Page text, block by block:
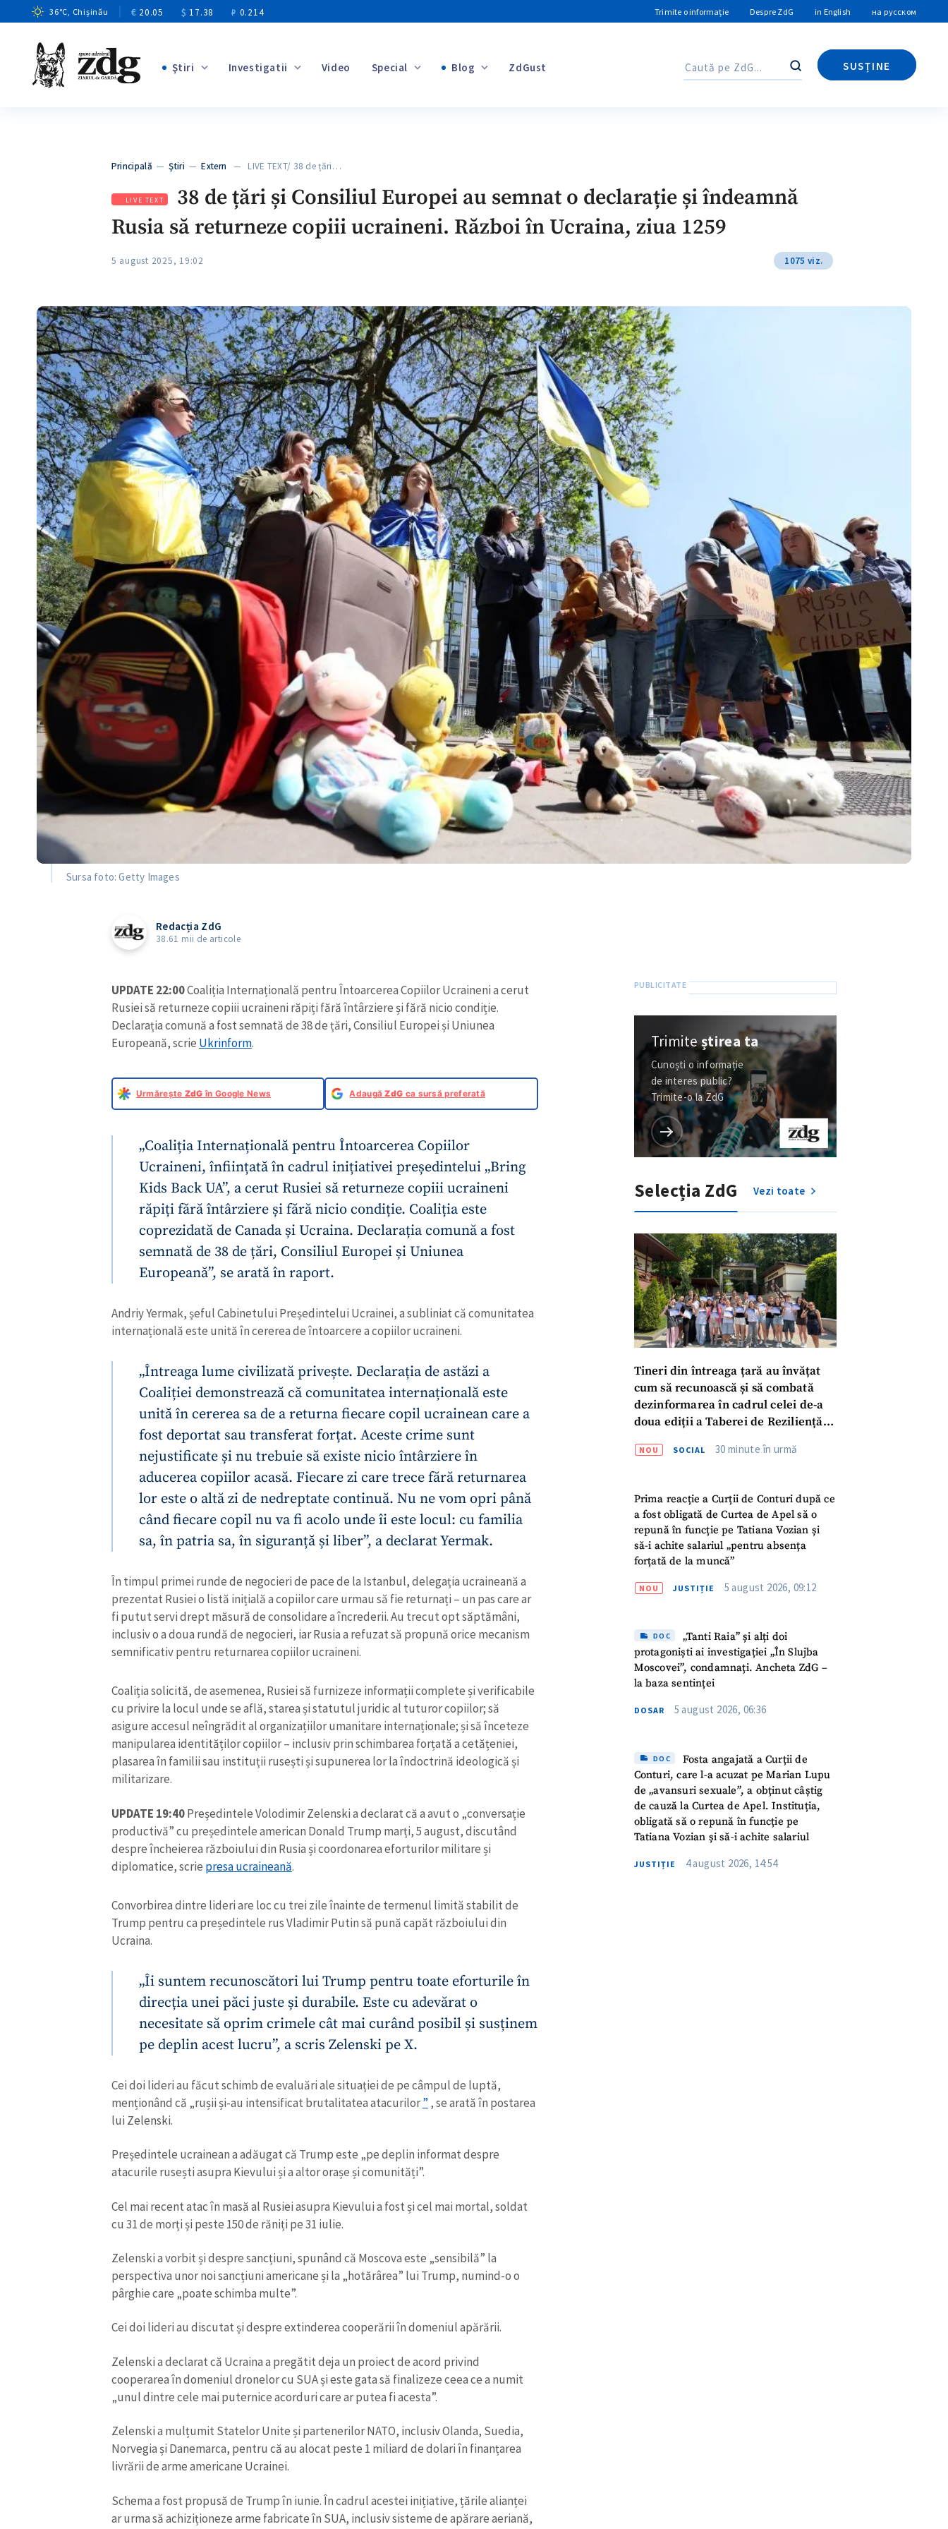
36°C, Chișinău € 20.05 $ 17.38 ₽ 0.214 Trimite o informație Despre ZdG in English на русском
Ştiri Investigatii Video Special Blog ZdGust Caută
SUSȚINE
Caută
Principală —Ştiri —Extern — LIVE TEXT/ 38 de țări…
LIVE TEXT
38 de țări și Consiliul Europei au semnat o declarație și îndeamnă
Rusia să returneze copiii ucraineni. Război în Ucraina, ziua 1259
5 august 2025, 19:02 1075 viz.
Sursa foto: Getty Images
Redacția ZdG
38.61 mii de articole
UPDATE 22:00Coaliția Internațională pentru Întoarcerea Copiilor Ucraineni a cerut
Rusiei să returneze copiii ucraineni răpiți fără întârziere și fără nicio condiție.
Declarația comună a fost semnată de 38 de țări, Consiliul Europei și Uniunea
Europeană, scrie Ukrinform.
Urmărește ZdG în Google News AdaugăZdG ca sursă preferată
„Coaliția Internațională pentru Întoarcerea Copiilor
Ucraineni, înființată în cadrul inițiativei președintelui „Bring
Kids Back UA”, a cerut Rusiei să returneze copiii ucraineni
răpiți fără întârziere și fără nicio condiție. Coaliția este
coprezidată de Canada și Ucraina. Declarația comună a fost
semnată de 38 de țări, Consiliul Europei și Uniunea
Europeană”, se arată în raport.
Andriy Yermak, șeful Cabinetului Președintelui Ucrainei, a subliniat că comunitatea
internațională este unită în cererea de întoarcere a copiilor ucraineni.
„Întreaga lume civilizată privește. Declarația de astăzi a
Coaliției demonstrează că comunitatea internațională este
unită în cererea sa de a returna fiecare copil ucrainean care a
fost deportat sau transferat forțat. Aceste crime sunt
nejustificate și nu trebuie să existe nicio întârziere în
aducerea copiilor acasă. Fiecare zi care trece fără returnarea
lor este o altă zi de nedreptate continuă. Nu ne vom opri până
când fiecare copil nu va fi acolo unde îi este locul: cu familia
sa, în patria sa, în siguranță și liber”, a declarat Yermak.
În timpul primei runde de negocieri de pace de la Istanbul, delegația ucraineană a
prezentat Rusiei o listă inițială a copiilor care urmau să fie returnați – un pas care ar
fi putut servi drept măsură de consolidare a încrederii. Au trecut opt săptămâni,
inclusiv o a doua rundă de negocieri, iar Rusia a refuzat să propună orice mecanism
semnificativ pentru returnarea copiilor ucraineni.
Coaliția solicită, de asemenea, Rusiei să furnizeze informații complete și verificabile
cu privire la locul unde se află, starea și statutul juridic al tuturor copiilor; să
asigure accesul neîngrădit al organizațiilor umanitare internaționale; și să înceteze
manipularea identităților copiilor – inclusiv prin schimbarea forțată a cetățeniei,
plasarea în familii sau instituții rusești și supunerea lor la îndoctrină ideologică și
militarizare.
UPDATE 19:40Președintele Volodimir Zelenski a declarat că a avut o „conversație
productivă” cu președintele american Donald Trump marți, 5 august, discutând
despre încheierea războiului din Rusia și coordonarea eforturilor militare și
diplomatice, scrie presa ucraineană.
Convorbirea dintre lideri are loc cu trei zile înainte de termenul limită stabilit de
Trump pentru ca președintele rus Vladimir Putin să pună capăt războiului din
Ucraina.
„Îi suntem recunoscători lui Trump pentru toate eforturile în
direcția unei păci juste și durabile. Este cu adevărat o
necesitate să oprim crimele cât mai curând posibil și susținem
pe deplin acest lucru”, a scris Zelenski pe X.
Cei doi lideri au făcut schimb de evaluări ale situației de pe câmpul de luptă,
menționând că „rușii și-au intensificat brutalitatea atacurilor” , se arată în postarea
lui Zelenski.
Președintele ucrainean a adăugat că Trump este „pe deplin informat despre
atacurile rusești asupra Kievului și a altor orașe și comunități”.
Cel mai recent atac în masă al Rusiei asupra Kievului a fost și cel mai mortal, soldat
cu 31 de morți și peste 150 de răniți pe 31 iulie.
Zelenski a vorbit și despre sancțiuni, spunând că Moscova este „sensibilă” la
perspectiva unor noi sancțiuni americane și la „hotărârea” lui Trump, numind-o o
pârghie care „poate schimba multe”.
Cei doi lideri au discutat și despre extinderea cooperării în domeniul apărării.
Zelenski a declarat că Ucraina a pregătit deja un proiect de acord privind
cooperarea în domeniul dronelor cu SUA și este gata să finalizeze ceea ce a numit
„unul dintre cele mai puternice acorduri care ar putea fi acesta”.
Zelenski a mulțumit Statelor Unite și partenerilor NATO, inclusiv Olanda, Suedia,
Norvegia și Danemarca, pentru că au alocat peste 1 miliard de dolari în finanțarea
livrării de arme americane Ucrainei.
Schema a fost propusă de Trump în iunie. În cadrul acestei inițiative, țările alianței
ar urma să achiziționeze arme fabricate în SUA, inclusiv sisteme de apărare aeriană,
Trimiteștirea ta
Cunoști o informație
de interes public?
Trimite-o la ZdG
Selecția ZdG Vezi toate
Tineri din întreaga țară au învățat
cum să recunoască și să combată
dezinformarea în cadrul celei de-a
doua ediții a Taberei de Reziliență
NOU SOCIAL 30 minute în urmă
Prima reacție a Curții de Conturi după ce
a fost obligată de Curtea de Apel să o
repună în funcție pe Tatiana Vozian și
să-i achite salariul „pentru absența
forțată de la muncă”
NOU JUSTIȚIE 5 august 2026, 09:12
DOC
„Tanti Raia” și alți doi
protagoniști ai investigației „În Slujba
Moscovei”, condamnați. Ancheta ZdG –
la baza sentinței
DOSAR 5 august 2026, 06:36
DOC
Fosta angajată a Curții de
Conturi, care l-a acuzat pe Marian Lupu
de „avansuri sexuale”, a obținut câștig
de cauză la Curtea de Apel. Instituția,
obligată să o repună în funcție pe
Tatiana Vozian și să-i achite salariul
JUSTIȚIE 4 august 2026, 14:54
ȘTIREA MEA
Titlu știre + Adaugă titlu
Link media + Link media
+ Numele meu
+ Emailul meu
Am citit și sunt de acord cupolitica de